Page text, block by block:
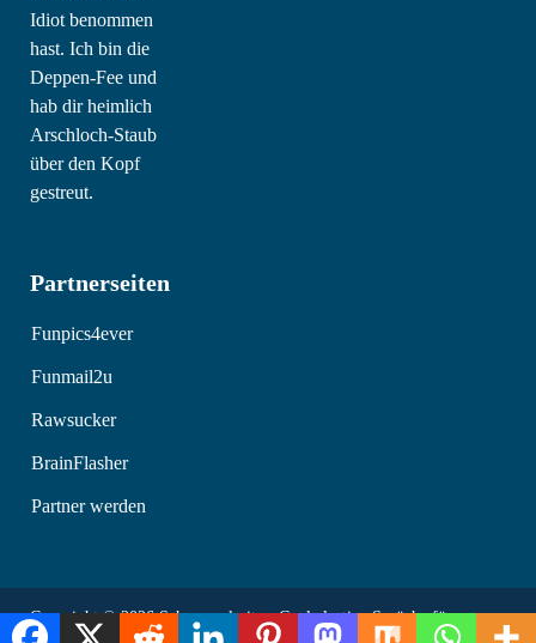
Partnerseiten
Funpics4ever
Funmail2u
Rawsucker
BrainFlasher
Partner werden
Copyright © 2026Schmunzelseite - Coole lustige Sprüche für